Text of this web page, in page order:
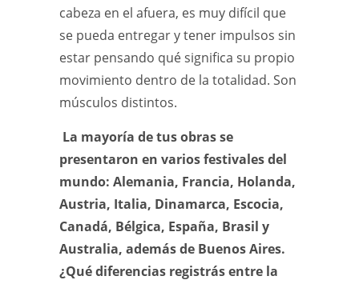
cabeza en el afuera, es muy difícil que
se pueda entregar y tener impulsos sin
estar pensando qué significa su propio
movimiento dentro de la totalidad. Son
músculos distintos.
La mayoría de tus obras se
presentaron en varios festivales del
mundo: Alemania, Francia, Holanda,
Austria, Italia, Dinamarca, Escocia,
Canadá, Bélgica, España, Brasil y
Australia, además de Buenos Aires.
¿Qué diferencias registrás entre la